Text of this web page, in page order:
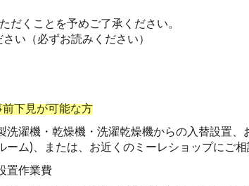
だくことを予めご了承ください。
い（必ずお読みください）
前下見が可能な方
濯機・乾燥機・洗濯乾燥機からの入替設置、
ム)、または、お近くのミーレショップにご相
置作業費